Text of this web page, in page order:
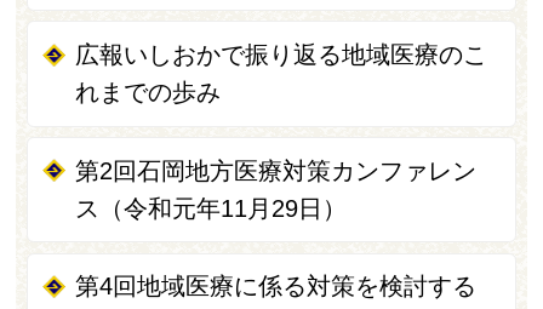
広報いしおかで振り返る地域医療のこ
れまでの歩み
第2回石岡地方医療対策カンファレン
ス（令和元年11月29日）
第4回地域医療に係る対策を検討する